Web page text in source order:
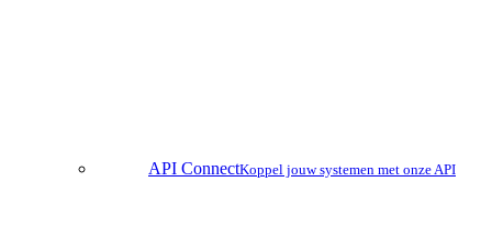
API ConnectKoppel jouw systemen met onze API